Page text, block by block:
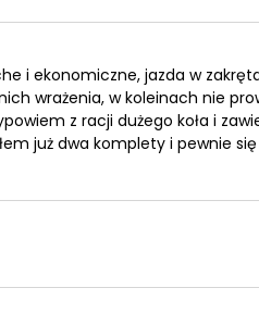
i ekonomiczne, jazda w
wrażenia, w koleinach nie
z racji dużego koła i
już dwa komplety i pewnie